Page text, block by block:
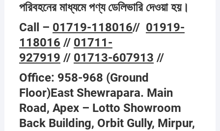
পরিবহনের মাধ্যমে পণ্য ডেলিভারি দেওয়া হয়।
Call – 01719-118016// 01919-
118016 // 01711-
927919 // 01713-607913 //
Office: 958-968 (Ground
Floor)East Shewrapara. Main
Road, Apex – Lotto Showroom
Back Building, Orbit Gully, Mirpur,